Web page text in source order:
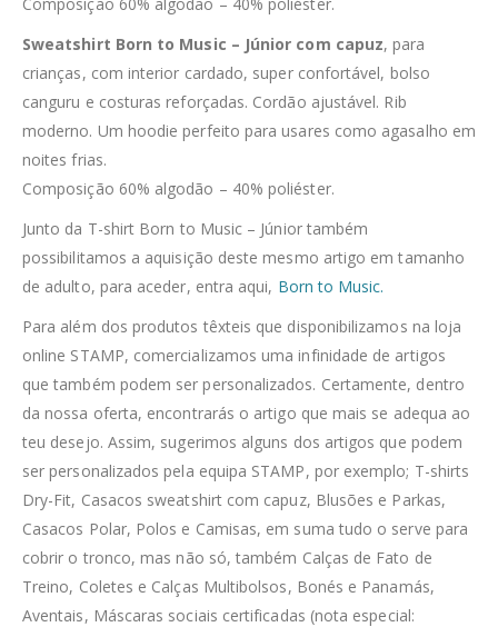
Sweatshirt Born to Music – Júnior com capuz, para
crianças, com interior cardado, super confortável, bolso
canguru e costuras reforçadas. Cordão ajustável. Rib
moderno. Um hoodie perfeito para usares como agasalho em
noites frias.
Composição 60% algodão – 40% poliéster.
Junto da T-shirt Born to Music – Júnior também
possibilitamos a aquisição deste mesmo artigo em tamanho
de adulto, para aceder, entra aqui, Born to Music.
Para além dos produtos têxteis que disponibilizamos na loja
online STAMP, comercializamos uma infinidade de artigos
que também podem ser personalizados. Certamente, dentro
da nossa oferta, encontrarás o artigo que mais se adequa ao
teu desejo. Assim, sugerimos alguns dos artigos que podem
ser personalizados pela equipa STAMP, por exemplo; T-shirts
Dry-Fit, Casacos sweatshirt com capuz, Blusões e Parkas,
Casacos Polar, Polos e Camisas, em suma tudo o serve para
cobrir o tronco, mas não só, também Calças de Fato de
Treino, Coletes e Calças Multibolsos, Bonés e Panamás,
Aventais, Máscaras sociais certificadas (nota especial: